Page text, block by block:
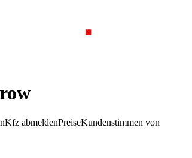
Kfz abmeldenPreiseKundenstimmen von